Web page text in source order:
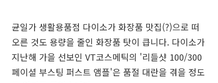
균일가 생활용품점 다이소가 화장품 맛집(?)으로 떠
오른 것도 용량을 줄인 화장품 탓이 큽니다. 다이소가
지난해 가을 선보인 VT코스메틱의 '리들샷 100/300
페이셜 부스팅 퍼스트 앰플'은 품절 대란을 겪을 정도